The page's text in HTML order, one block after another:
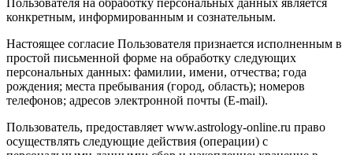
Пользователя на обработку персональных данных является
конкретным, информированным и сознательным.
Настоящее согласие Пользователя признается исполненным в
простой письменной форме на обработку следующих
персональных данных: фамилии, имени, отчества; года
рождения; места пребывания (город, область); номеров
телефонов; адресов электронной почты (E-mail).
Пользователь, предоставляет www.astrology-online.ru право
осуществлять следующие действия (операции) с